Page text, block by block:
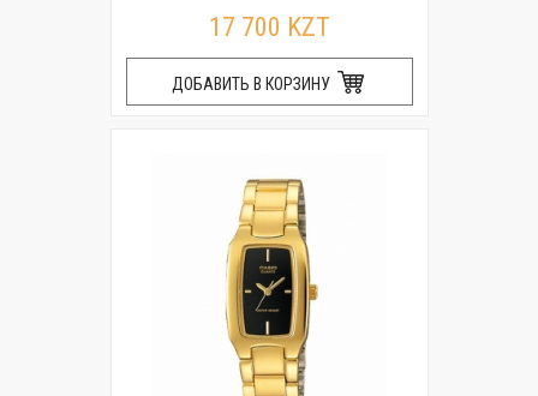
17 700 KZT
ДОБАВИТЬ В КОРЗИНУ